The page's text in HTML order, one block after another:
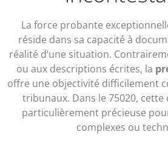
La force probante
réside dans sa capacité à
réalité d’une situation.
ou aux descriptions écrites, la
offre une objectivité difficilement
tribunaux. Dans le 75020, cette
particulièrement précieuse
complexes ou